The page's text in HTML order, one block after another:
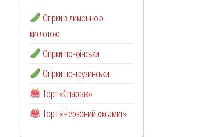
Огірки з лимонною
кислотою
Огірки по-фінськи
Огірки по-грузинськи
Торт «Спартак»
Торт «Червоний оксамит»